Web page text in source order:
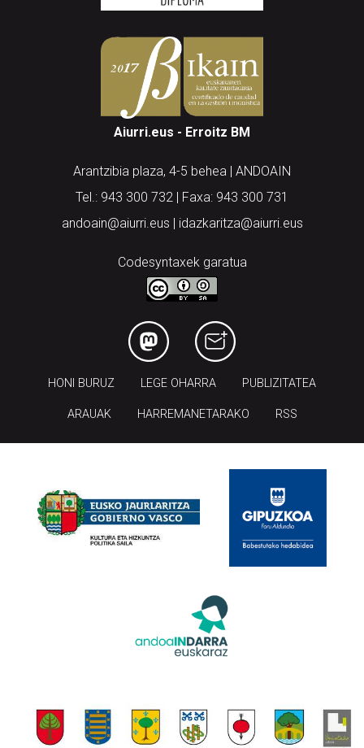
Aiurri.eus - Erroitz BM
Arantzibia plaza, 4-5 behea | ANDOAIN
Tel.: 943 300 732 | Faxa: 943 300 731
andoain@aiurri.eus | idazkaritza@aiurri.eus
Codesyntaxek garatua
HONI BURUZ LEGE OHARRA PUBLIZITATEA
ARAUAK HARREMANETARAKO RSS